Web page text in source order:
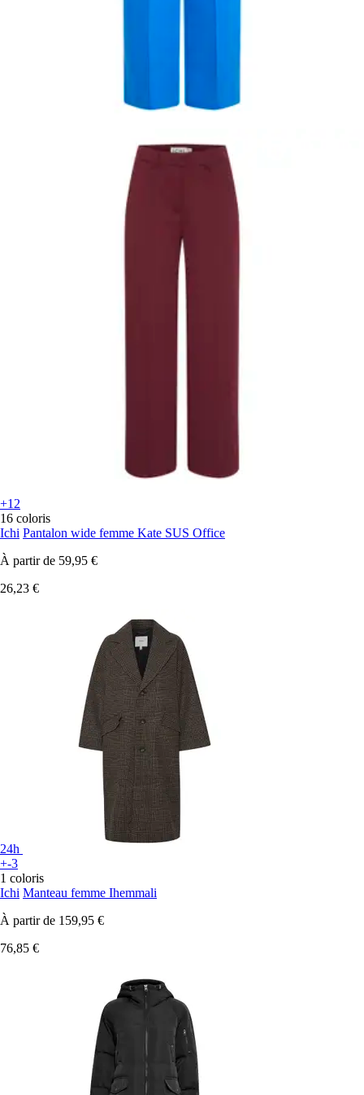
+12
16 coloris
Ichi Pantalon wide femme Kate SUS Office
À partir de 59,95 €
26,23 €
24h
+-3
1 coloris
Ichi Manteau femme Ihemmali
À partir de 159,95 €
76,85 €